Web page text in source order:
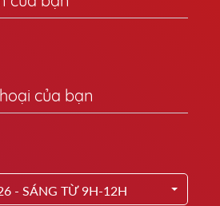
- SÁNG TỪ 9H-12H